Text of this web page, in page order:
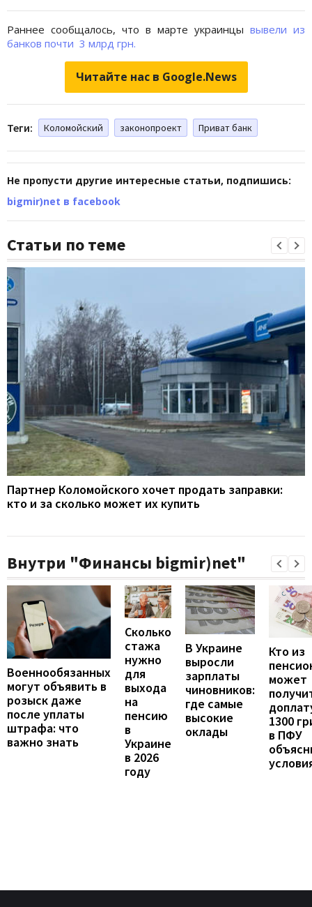
Раннее сообщалось, что в марте украинцы вывели из
банков почти 3 млрд грн.
Читайте нас в Google.News
Теги: Коломойский законопроект Приват банк
Не пропусти другие интересные статьи, подпишись:
bigmir)net в facebook
Статьи по теме
Партнер Коломойского хочет продать заправки:
кто и за сколько может их купить
Внутри "Финансы bigmir)net"
Военнообязанных
могут объявить в
розыск даже
после уплаты
штрафа: что
важно знать
Сколько
стажа
нужно
для
выхода
на
пенсию
в
Украине
в 2026
году
В Украине
выросли
зарплаты
чиновников:
где самые
высокие
оклады
Кто из
может
1300
в ПФУ